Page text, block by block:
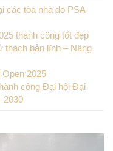
các tòa nhà do PSA
thành công tốt đẹp
thách bản lĩnh – Nâng
2025
công Đại hội Đại
2030